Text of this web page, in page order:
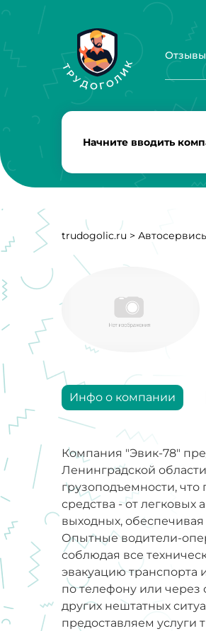
Отзывы
Начните вводить
trudogolic.ru >
Инфо о компании
Компания "Эвик-78"
Ленинградской
грузоподъемности,
средства - от легковых
выходных,
Опытные водители-
соблюдая все
эвакуацию транспорта
по телефону или
других нештатных
предоставляем услуги